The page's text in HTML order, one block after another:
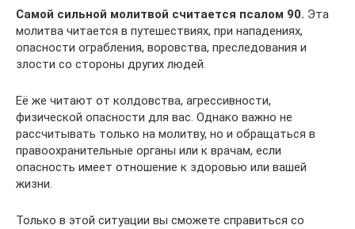
Самой сильной молитвой считается псалом 90. Эта
молитва читается в путешествиях, при нападениях,
опасности ограбления, воровства, преследования и
злости со стороны других людей.
Её же читают от колдовства, агрессивности,
физической опасности для вас. Однако важно не
рассчитывать только на молитву, но и обращаться в
правоохранительные органы или к врачам, если
опасность имеет отношение к здоровью или вашей
жизни.
Только в этой ситуации вы сможете справиться со